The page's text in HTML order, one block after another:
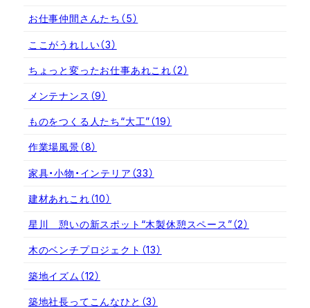
お仕事仲間さんたち （5）
ここがうれしい（3）
ちょっと変ったお仕事あれこれ（2）
メンテナンス （9）
ものをつくる人たち“大工”（19）
作業場風景（8）
家具・小物・インテリア （33）
建材あれこれ（10）
星川 憩いの新スポット“木製休憩スペース”（2）
木のベンチプロジェクト （13）
築地イズム （12）
築地社長ってこんなひと （3）